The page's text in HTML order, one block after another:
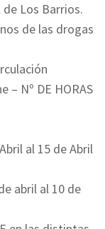
de Los Barrios.
de las drogas
– Nº DE HORAS
al 15 de Abril
abril al 10 de